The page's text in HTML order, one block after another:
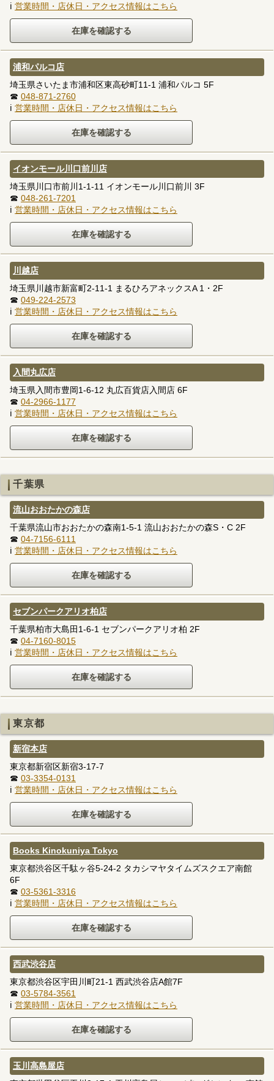
ℹ 営業時間・店休日・アクセス情報はこちら
浦和パルコ店
埼玉県さいたま市浦和区東高砂町11-1 浦和パルコ 5F
☎ 048-871-2760
ℹ 営業時間・店休日・アクセス情報はこちら
イオンモール川口前川店
埼玉県川口市前川1-1-11 イオンモール川口前川 3F
☎ 048-261-7201
ℹ 営業時間・店休日・アクセス情報はこちら
川越店
埼玉県川越市新富町2-11-1 まるひろアネックスA 1・2F
☎ 049-224-2573
ℹ 営業時間・店休日・アクセス情報はこちら
入間丸広店
埼玉県入間市豊岡1-6-12 丸広百貨店入間店 6F
☎ 04-2966-1177
ℹ 営業時間・店休日・アクセス情報はこちら
千葉県
流山おおたかの森店
千葉県流山市おおたかの森南1-5-1 流山おおたかの森S・C 2F
☎ 04-7156-6111
ℹ 営業時間・店休日・アクセス情報はこちら
セブンパークアリオ柏店
千葉県柏市大島田1-6-1 セブンパークアリオ柏 2F
☎ 04-7160-8015
ℹ 営業時間・店休日・アクセス情報はこちら
東京都
新宿本店
東京都新宿区新宿3-17-7
☎ 03-3354-0131
ℹ 営業時間・店休日・アクセス情報はこちら
Books Kinokuniya Tokyo
東京都渋谷区千駄ヶ谷5-24-2 タカシマヤタイムズスクエア南館
6F
☎ 03-5361-3316
ℹ 営業時間・店休日・アクセス情報はこちら
西武渋谷店
東京都渋谷区宇田川町21-1 西武渋谷店A館7F
☎ 03-5784-3561
ℹ 営業時間・店休日・アクセス情報はこちら
玉川高島屋店